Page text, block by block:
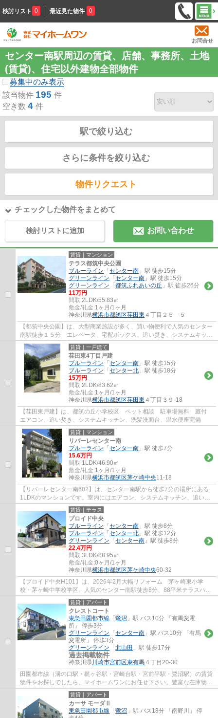
検討リスト 0 最近見た物件 0
お問合せ
センター南駅周辺の賃貸、店舗、事務所、土地
(賃貸)、住宅以外建物全部物件
募集中のみ表示
該当物件 195 件
空き数 4 件
駅で絞り込む
さらに条件を絞り込む
物件リクエスト
チェックした物件をまとめて
検討リストに追加 お問い合わせ
賃貸｜マンション
テラス都筑中央公園
ブルーライン 「 センター南 」駅 徒歩15分
グリーンライン 「 センター南 」駅 徒歩15分
グリーンライン 「 都筑ふれあいの丘 」駅 徒歩26分
11万円
間取:2LDK/55.83㎡
敷金/礼金:1ヶ月/1ヶ月
神奈川県横浜市都筑区荏田東 ４丁目２５－５
【都筑中央公園】は、大型商業施設が多く、買い物便利で人気のセンター
南駅徒歩１５分 エレベータ、宅配ボックス、追い焚き、システムキッチ
ン、モニター付きインターホン完備で設備...
賃貸｜一戸建て
荏田東4丁目戸建
ブルーライン 「 センター南 」駅 徒歩15分
ブルーライン 「 センター北 」駅 徒歩18分
15万円
間取:2LDK/83.62㎡
敷金/礼金:1ヶ月/1ヶ月
神奈川県横浜市都筑区荏田東 ４丁目３９-18
【荏田東戸建】は、都筑の丘小学校区 ペット相談 駐車場無料 庭付
エアコン、追い焚き、システムキッチン、洗髪洗面台、温水便座完備
賃貸｜マンション
リバーレセンター南
ブルーライン 「 センター南 」駅 徒歩7分
15.6万円
間取:1LDK/46.90㎡
敷金/礼金:1ヶ月/1ヶ月
神奈川県横浜市都筑区茅ケ崎中央11-18
【リバーレセンター南602】は、センター南駅から徒歩7分の場所にある
1LDKのマンションです。室内にはエアコン、システムキッチン、追い焚
きの設備が整っています。
賃貸｜テラス
プロイド中央
ブルーライン 「 センター南 」駅 徒歩8分
ブルーライン 「 センター北 」駅 徒歩12分
グリーンライン 「 センター南 」駅 徒歩8分
22.4万円
間取:3LDK/88.95㎡
敷金/礼金:0ヶ月/1ヶ月
神奈川県横浜市都筑区茅ケ崎中央60-32
【プロイド中央H101】は、2026年2月大幅リフォーム 茅ヶ崎東小学
校・茅ヶ崎中学校学区。人気のセンター南駅徒歩8分、88平米テラスハウ
スタイプの3LDKです。駐車場1台無料、専用庭付き...
賃貸｜アパート
クレストコート
東急田園都市線 「 鷺沼 」駅 バス10分 「有馬変電
所」 停歩3分
グリーンライン 「 センター南 」駅 バス10分 「有馬
変電所」 停歩3分
グリーンライン 「 北山田 」駅 徒歩17分
過去掲載物件
神奈川県川崎市宮前区東有馬 ４丁目20-30
田園都市線（溝の口駅・梶ヶ谷駅・宮崎台駅・宮前平駅・鷺沼駅）の賃貸
物件をお探しでしたら、マイホームワンにお任せ下さい。豊富な在庫物件
から、お客様のご要望に合うお部屋をご提...
賃貸｜アパート
カーサ モーダⅡ
東急田園都市線 「 鷺沼 」駅 バス18分 「南野川」 停